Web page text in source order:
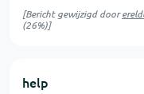
[Bericht gewijzigd door
(26%)]
help